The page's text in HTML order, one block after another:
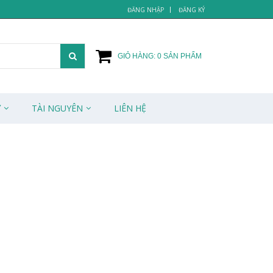
ĐĂNG NHẬP ĐĂNG KÝ
GIỎ HÀNG: 0 SẢN PHẨM
TÀI NGUYÊN LIÊN HỆ